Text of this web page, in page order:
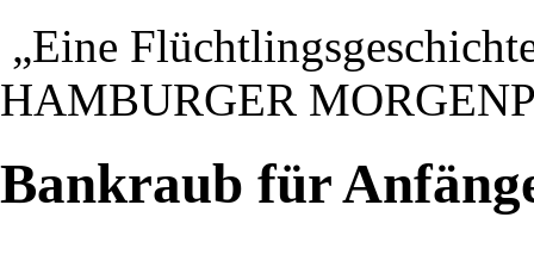
„Eine
HAMBURGER
Bankraub für